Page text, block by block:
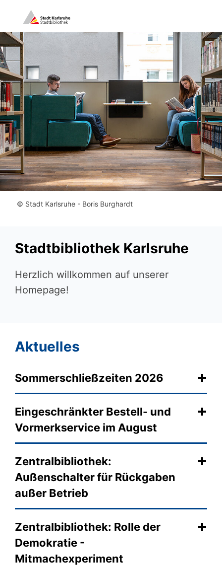
Stadtbibliothek Karlsruhe
Herzlich willkommen auf unserer
Homepage!
© Stadt Karlsruhe - Boris Burghardt
Aktuelles
Sommerschließzeiten 2026
Eingeschränkter Bestell- und
Vormerkservice im August
Zentralbibliothek:
Außenschalter für Rückgaben
außer Betrieb
Zentralbibliothek: Rolle der
Demokratie -
Mitmachexperiment